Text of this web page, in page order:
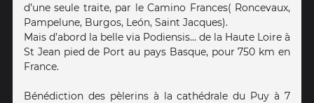
d’une seule traite, par le Camino Frances( Roncevaux,
Pampelune, Burgos, León, Saint Jacques).
Mais d’abord la belle via Podiensis… de la Haute Loire à
St Jean pied de Port au pays Basque, pour 750 km en
France.
Bénédiction des pèlerins à la cathédrale du Puy à 7